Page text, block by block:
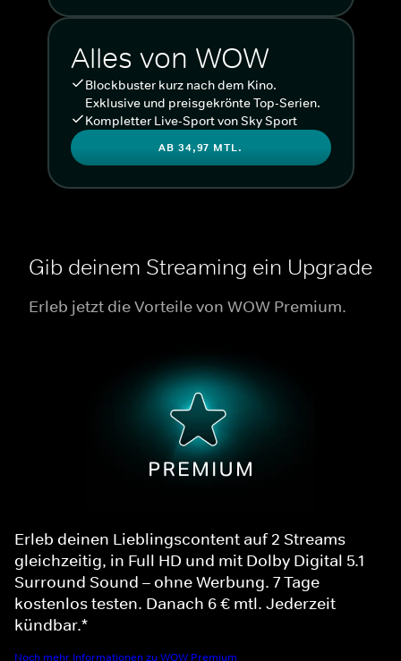
Alles von WOW
Blockbuster kurz nach dem Kino.
Exklusive und preisgekrönte Top-Serien.
Kompletter Live-Sport von Sky Sport
AB 34,97 MTL.
Gib deinem Streaming ein Upgrade
Erleb jetzt die Vorteile von WOW Premium.
Erleb deinen Lieblingscontent auf 2 Streams
gleichzeitig, in Full HD und mit Dolby Digital 5.1
Surround Sound – ohne Werbung. 7 Tage
kostenlos testen. Danach 6 € mtl. Jederzeit
kündbar.*
Noch mehr Informationen zu WOW Premium